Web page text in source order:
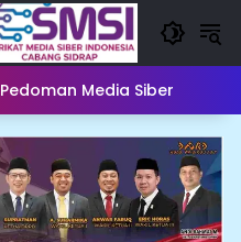
Pedoman Media Siber